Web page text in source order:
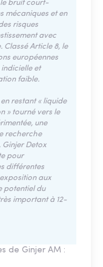
le bruit court-
mécaniques et en
risques
avec
Classé Article 8, le
européennes
et
faible.
restant « liquide
» tourné vers le
une
recherche
Ginjer Detox
pour
différentes
aux
potentiel du
important à 12-
de Ginjer AM :